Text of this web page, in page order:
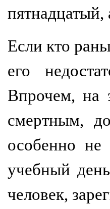
пятнадцатый,
Если кто
его
Впрочем, на
смертным,
особенно
учебный
человек,